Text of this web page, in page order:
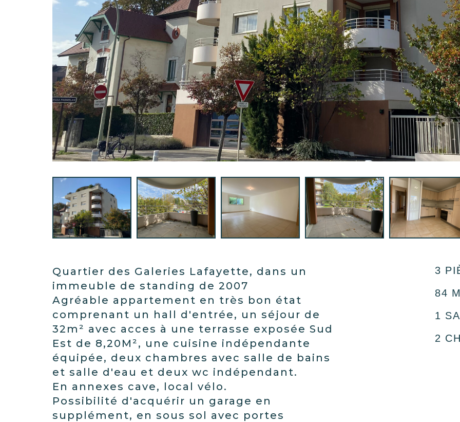
Quartier des Galeries Lafayette, dans un
immeuble de standing de 2007
Agréable appartement en très bon état
comprenant un hall d'entrée, un séjour de
32m² avec acces à une terrasse exposée Sud
Est de 8,20M², une cuisine indépendante
équipée, deux chambres avec salle de bains
et salle d'eau et deux wc indépendant.
En annexes cave, local vélo.
Possibilité d'acquérir un garage en
supplément, en sous sol avec portes
3
84
1
2